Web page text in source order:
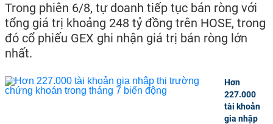
Trong phiên 6/8, tự doanh tiếp tục bán ròng với
tổng giá trị khoảng 248 tỷ đồng trên HOSE, trong
đó cổ phiếu GEX ghi nhận giá trị bán ròng lớn
nhất.
Hơn
227.000
tài khoản
gia nhập